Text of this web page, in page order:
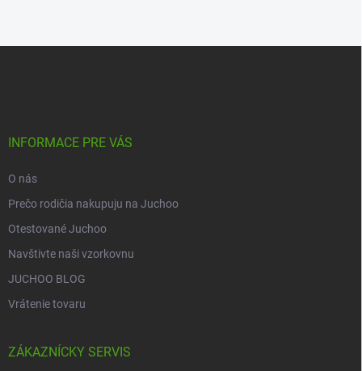
INFORMACE PRE VÁS
O nás
Prečo rodičia nakupuju na Juchoo
Otestované Juchoo
Navštivte naši vzorkovnu
JUCHOO BLOG
Vrátenie tovaru
ZÁKAZNÍCKY SERVIS